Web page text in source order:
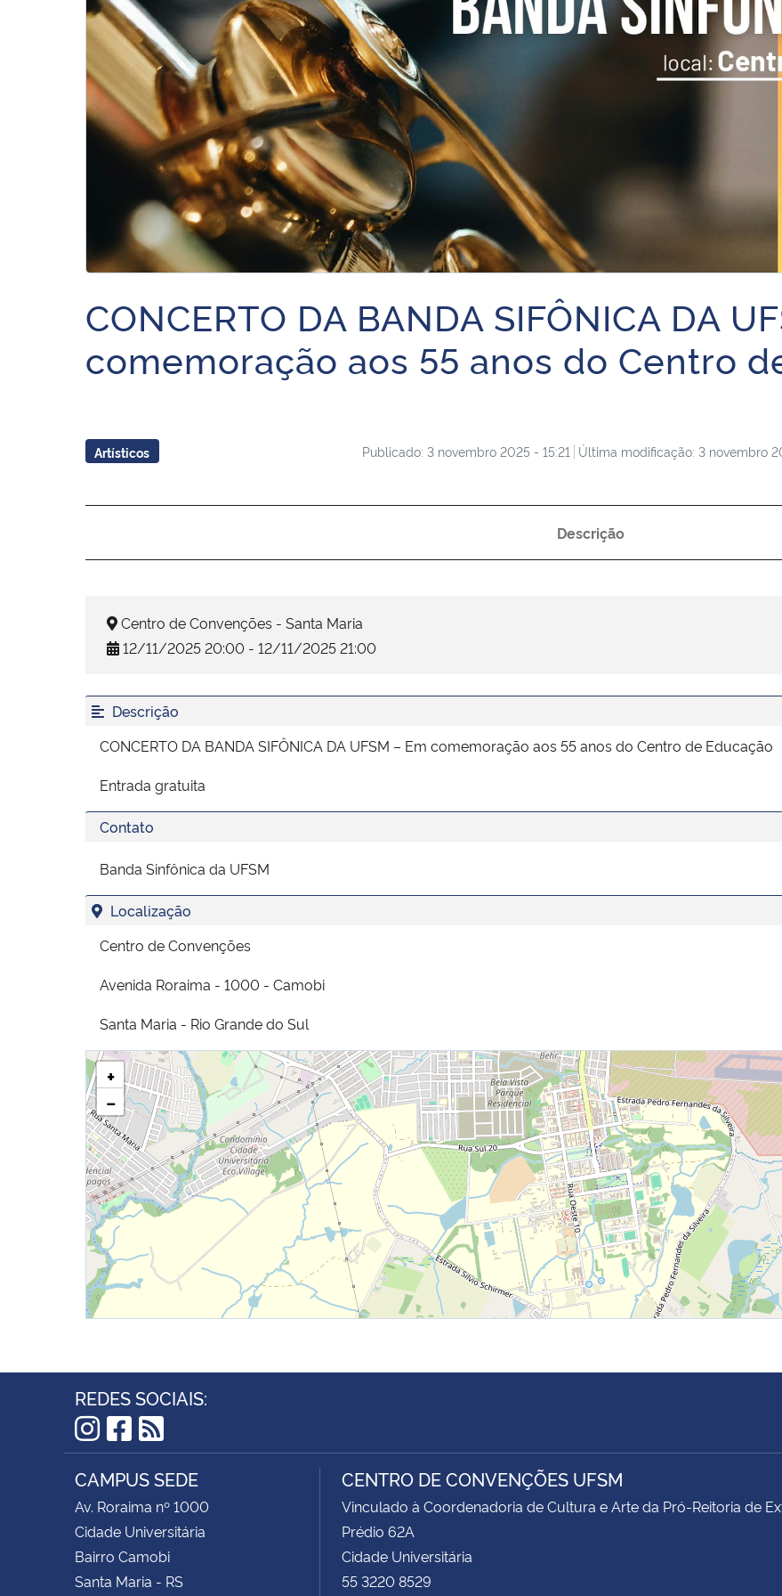
CONCERTO DA BANDA SIFÔNICA DA
comemoração aos 55 anos do Centro
Artísticos Publicado: 3 novembro 2025 - 15:21 Última modificação: 3 novembro
Descrição
Centro de Convenções - Santa Maria
12/11/2025 20:00 - 12/11/2025 21:00
Descrição
CONCERTO DA BANDA SIFÔNICA DA UFSM – Em comemoração aos 55 anos do Centro de Educação
Entrada gratuita
Contato
Banda Sinfônica da UFSM
Localização
Centro de Convenções
Avenida Roraima - 1000 - Camobi
Santa Maria - Rio Grande do Sul
+
−
REDES SOCIAIS:
Instagram
Facebook
RSS
CAMPUS SEDE
Av. Roraima nº 1000
Cidade Universitária
Bairro Camobi
Santa Maria - RS
CENTRO DE CONVENÇÕES UFSM
Vinculado à Coordenadoria de Cultura e Arte da Pró-Reitoria de
Prédio 62A
Cidade Universitária
55 3220 8529